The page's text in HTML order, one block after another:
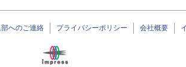
へのご連絡 プライバシーポリシー 会社概要